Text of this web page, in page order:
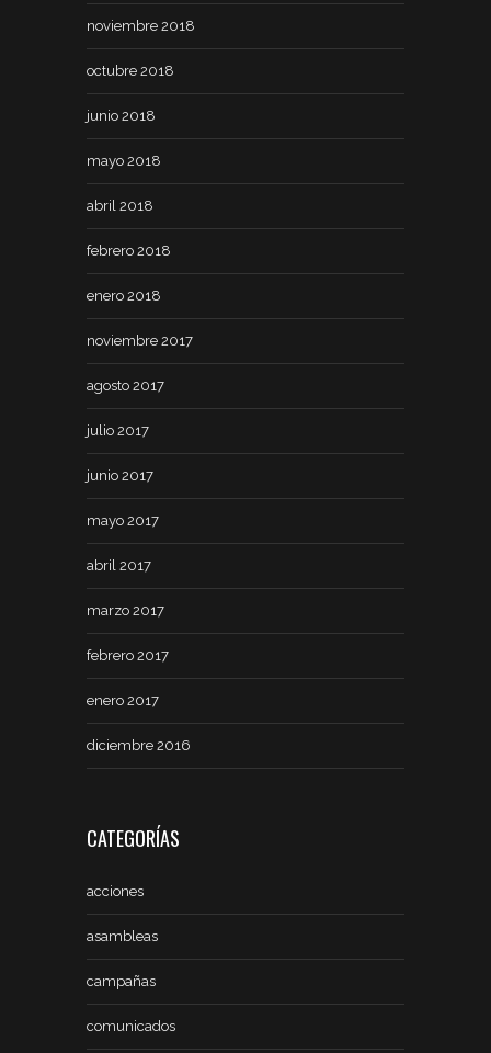
noviembre 2018
octubre 2018
junio 2018
mayo 2018
abril 2018
febrero 2018
enero 2018
noviembre 2017
agosto 2017
julio 2017
junio 2017
mayo 2017
abril 2017
marzo 2017
febrero 2017
enero 2017
diciembre 2016
CATEGORÍAS
acciones
asambleas
campañas
comunicados